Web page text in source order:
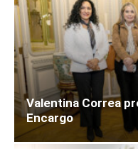
Valentina Correa
Encargo